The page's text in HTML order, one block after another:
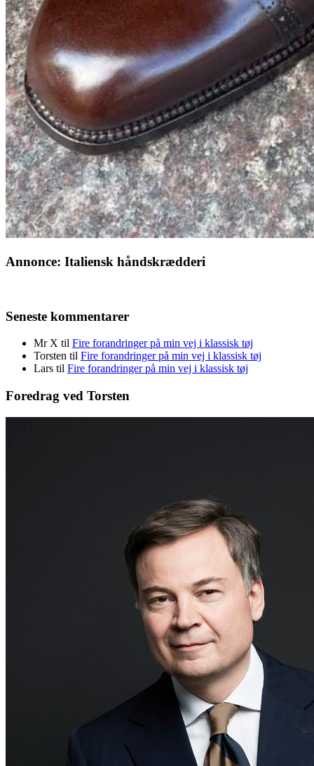
Annonce: Italiensk håndskrædderi
Seneste kommentarer
Mr X til Fire forandringer på min vej i klassisk tøj
Torsten til Fire forandringer på min vej i klassisk tøj
Lars til Fire forandringer på min vej i klassisk tøj
Foredrag ved Torsten